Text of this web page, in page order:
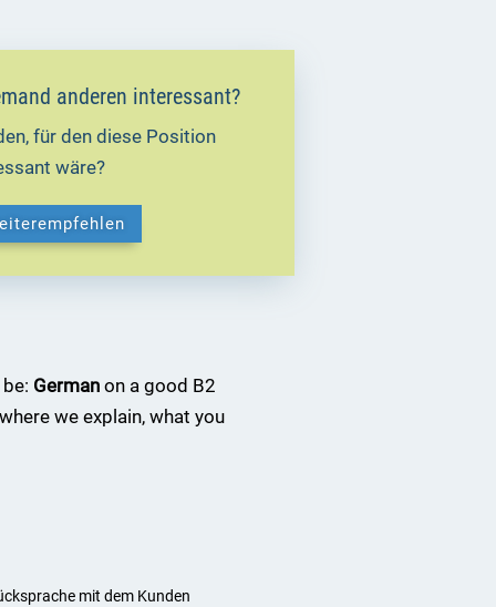
anderen interessant?
für den diese Position
wäre?
German on a good B2
we explain, what you
mit dem Kunden